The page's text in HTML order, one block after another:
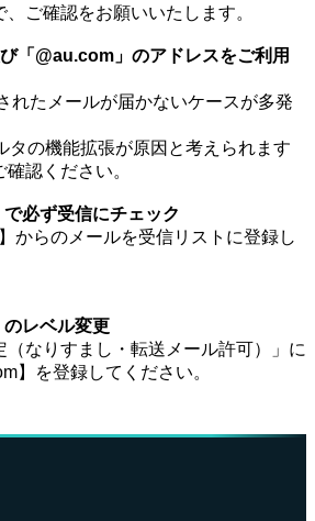
ご確認をお願いいたします。
「@au.com」のアドレスをご利用
れたメールが届かないケースが多発
タの機能拡張が原因と考えられます
認ください。
必ず受信にチェック
からのメールを受信リストに登録し
レベル変更
（なりすまし・転送メール許可）」に
】を登録してください。